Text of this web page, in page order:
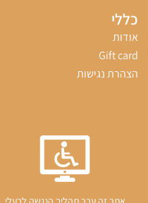
כללי
אודות
Gift card
הצהרת נגישות